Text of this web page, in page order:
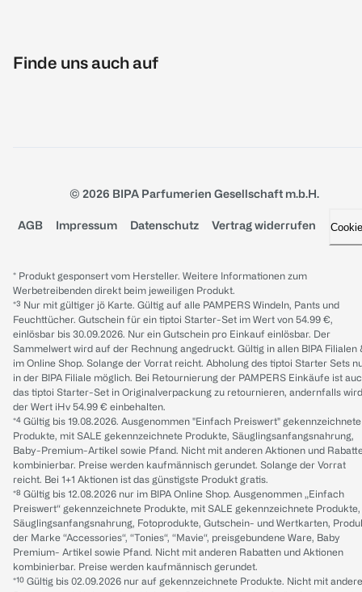
Finde uns auch auf
© 2026 BIPA Parfumerien Gesellschaft m.b.H.
AGB Impressum Datenschutz Vertrag widerrufen
* Produkt gesponsert vom Hersteller. Weitere Informationen zum
Werbetreibenden direkt beim jeweiligen Produkt.
*³ Nur mit gültiger jö Karte. Gültig auf alle PAMPERS Windeln, Pants und
Feuchttücher. Gutschein für ein tiptoi Starter-Set im Wert von 54.99 €,
einlösbar bis 30.09.2026. Nur ein Gutschein pro Einkauf einlösbar. Der
Sammelwert wird auf der Rechnung angedruckt. Gültig in allen BIPA Filialen
im Online Shop. Solange der Vorrat reicht. Abholung des tiptoi Starter Sets
in der BIPA Filiale möglich. Bei Retournierung der PAMPERS Einkäufe ist
das tiptoi Starter-Set in Originalverpackung zu retournieren, andernfalls wird
der Wert iHv 54.99 € einbehalten.
*⁴ Gültig bis 19.08.2026. Ausgenommen "Einfach Preiswert" gekennzeichnete
Produkte, mit SALE gekennzeichnete Produkte, Säuglingsanfangsnahrung,
Baby-Premium-Artikel sowie Pfand. Nicht mit anderen Aktionen und
kombinierbar. Preise werden kaufmännisch gerundet. Solange der Vorrat
reicht. Bei 1+1 Aktionen ist das günstigste Produkt gratis.
*⁸ Gültig bis 12.08.2026 nur im BIPA Online Shop. Ausgenommen „Einfach
Preiswert“ gekennzeichnete Produkte, mit SALE gekennzeichnete Produkte,
Säuglingsanfangsnahrung, Fotoprodukte, Gutschein- und Wertkarten,
der Marke “Accessories“, “Tonies“, “Mavie“, preisgebundene Ware, Baby
Premium- Artikel sowie Pfand. Nicht mit anderen Rabatten und Aktionen
kombinierbar. Preise werden kaufmännisch gerundet.
*¹⁰ Gültig bis 02.09.2026 nur auf gekennzeichnete Produkte. Nicht mit